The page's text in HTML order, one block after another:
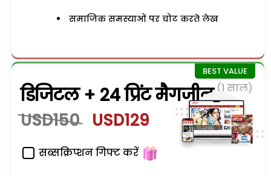
समाजिक समस्याओं पर चोट करते लेख
डिजिटल + 24 प्रिंट मैगजीन (1 साल)
USD150 USD129
सब्सक्रिप्शन गिफ्ट करें